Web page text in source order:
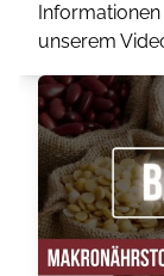
unserem